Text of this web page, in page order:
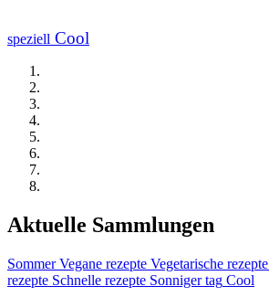
speziell Cool
Aktuelle Sammlungen
Sommer Vegane rezepte Vegetarische rezepte
rezepte Schnelle rezepte Sonniger tag Cool